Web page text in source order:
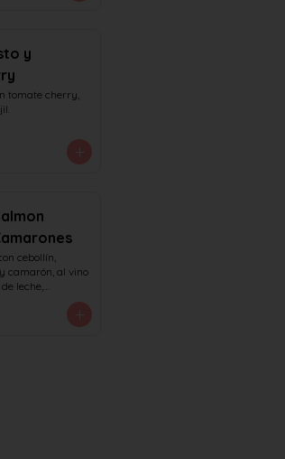
y
tomate cherry,
cebollín,
camarón, al vino
leche,